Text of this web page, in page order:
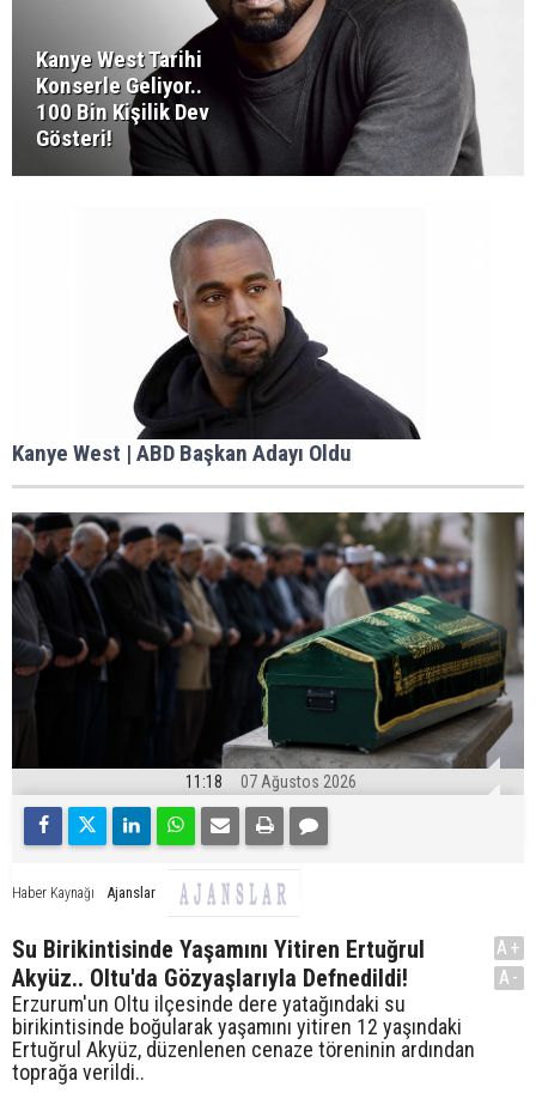
Kanye West Tarihi
Konserle Geliyor..
100 Bin Kişilik Dev
Gösteri!
Kanye West | ABD Başkan Adayı Oldu
11:18 07 Ağustos 2026
Haber Kaynağı Ajanslar
Su Birikintisinde Yaşamını Yitiren Ertuğrul
Akyüz.. Oltu'da Gözyaşlarıyla Defnedildi!
Erzurum'un Oltu ilçesinde dere yatağındaki su
birikintisinde boğularak yaşamını yitiren 12 yaşındaki
Ertuğrul Akyüz, düzenlenen cenaze töreninin ardından
toprağa verildi..
A+
A-